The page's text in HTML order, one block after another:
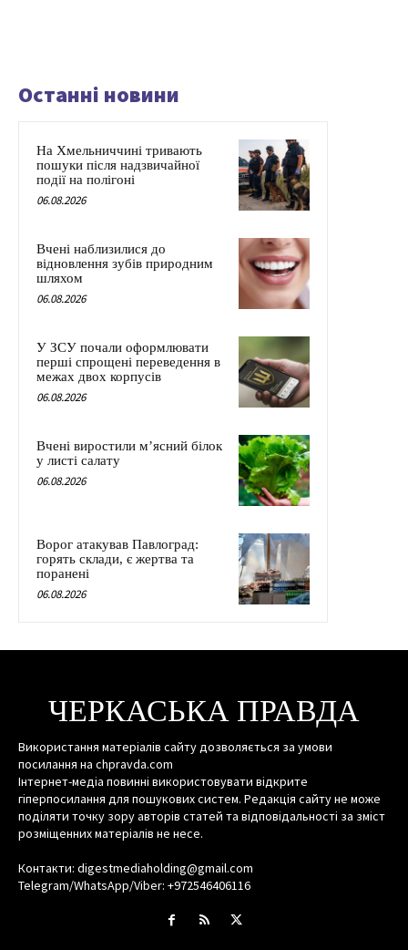
Останні новини
На Хмельниччині тривають
пошуки після надзвичайної
події на полігоні
06.08.2026
Вчені наблизилися до
відновлення зубів природним
шляхом
06.08.2026
У ЗСУ почали оформлювати
перші спрощені переведення в
межах двох корпусів
06.08.2026
Вчені виростили м’ясний білок
у листі салату
06.08.2026
Ворог атакував Павлоград:
горять склади, є жертва та
поранені
06.08.2026
ЧЕРКАСЬКА ПРАВДА
Використання матеріалів сайту дозволяється за умови
посилання на chpravda.com
Інтернет-медіа повинні використовувати відкрите
гіперпосилання для пошукових систем. Редакція сайту не може
поділяти точку зору авторів статей та відповідальності за зміст
розміщенних матеріалів не несе.
Контакти: digestmediaholding@gmail.com
Telegram/WhatsApp/Viber: +972546406116